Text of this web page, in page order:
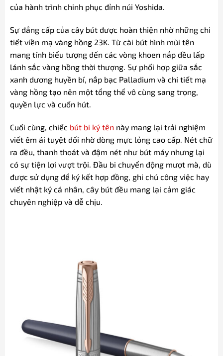
của hành trình chinh phục đỉnh núi Yoshida.
Sự đẳng cấp của cây bút được hoàn thiện nhờ những chi
tiết viền mạ vàng hồng 23K. Từ cài bút hình mũi tên
mang tính biểu tượng đến các vòng khoen nắp đều lấp
lánh sắc vàng hồng thời thượng. Sự phối hợp giữa sắc
xanh dương huyền bí, nắp bạc Palladium và chi tiết mạ
vàng hồng tạo nên một tổng thể vô cùng sang trọng,
quyền lực và cuốn hút.
Cuối cùng, chiếc bút bi ký tênnày mang lại trải nghiệm
viết êm ái tuyệt đối nhờ dòng mực lỏng cao cấp. Nét chữ
ra đều, thanh thoát và đậm nét như bút máy nhưng lại
có sự tiện lợi vượt trội. Đầu bi chuyển động mượt mà, dù
được sử dụng để ký kết hợp đồng, ghi chú công việc hay
viết nhật ký cá nhân, cây bút đều mang lại cảm giác
chuyên nghiệp và dễ chịu.